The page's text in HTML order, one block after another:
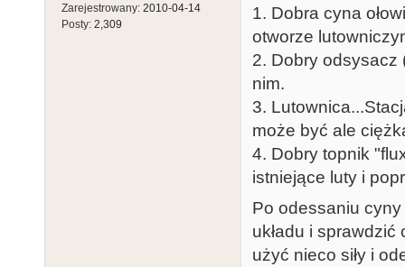
Zarejestrowany: 2010-04-14
Posty: 2,309
1. Dobra cyna
otworze
2. Dobry odsysacz
nim.
3.
może być ale
4. Dobry topnik
istniejące luty i
Po odessaniu
układu i
użyć nieco siły i